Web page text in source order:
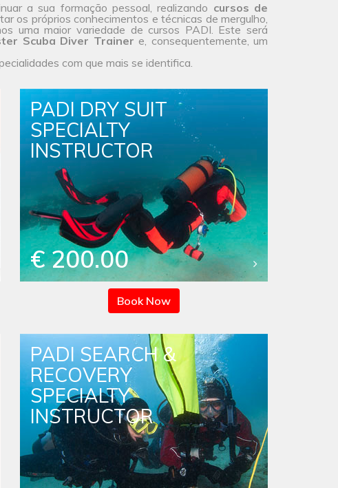
a sua formação pessoal, realizando cursos de
os próprios conhecimentos e técnicas de mergulho,
uma maior variedade de cursos PADI. Este será
Scuba Diver Trainer e, consequentemente, um
com que mais se identifica.
PADI DRY SUIT
SPECIALTY
INSTRUCTOR
€ 200.00
Book Now
PADI SEARCH &
RECOVERY
SPECIALTY
INSTRUCTOR